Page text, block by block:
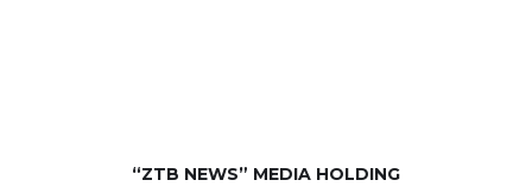
“ZTB NEWS” MEDIA HOLDING